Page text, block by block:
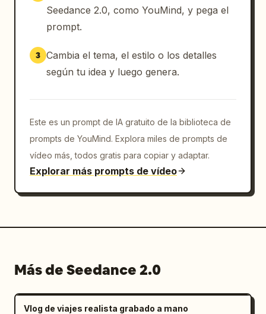
momentos estilo documental, ambiente
nostálgico de verano, colores vibrantes pero
diario de viajes para redes sociales, collage
de storyboard 4:5.
Seedance 2.0, como YouMind, y pega el
prompt.
3 Cambia el tema, el estilo o los detalles
según tu idea y luego genera.
Este es un prompt de IA gratuito de la biblioteca de
prompts de YouMind. Explora miles de prompts de
vídeo más, todos gratis para copiar y adaptar.
Explorar más prompts de vídeo
Más de Seedance 2.0
Vlog de viajes realista grabado a mano